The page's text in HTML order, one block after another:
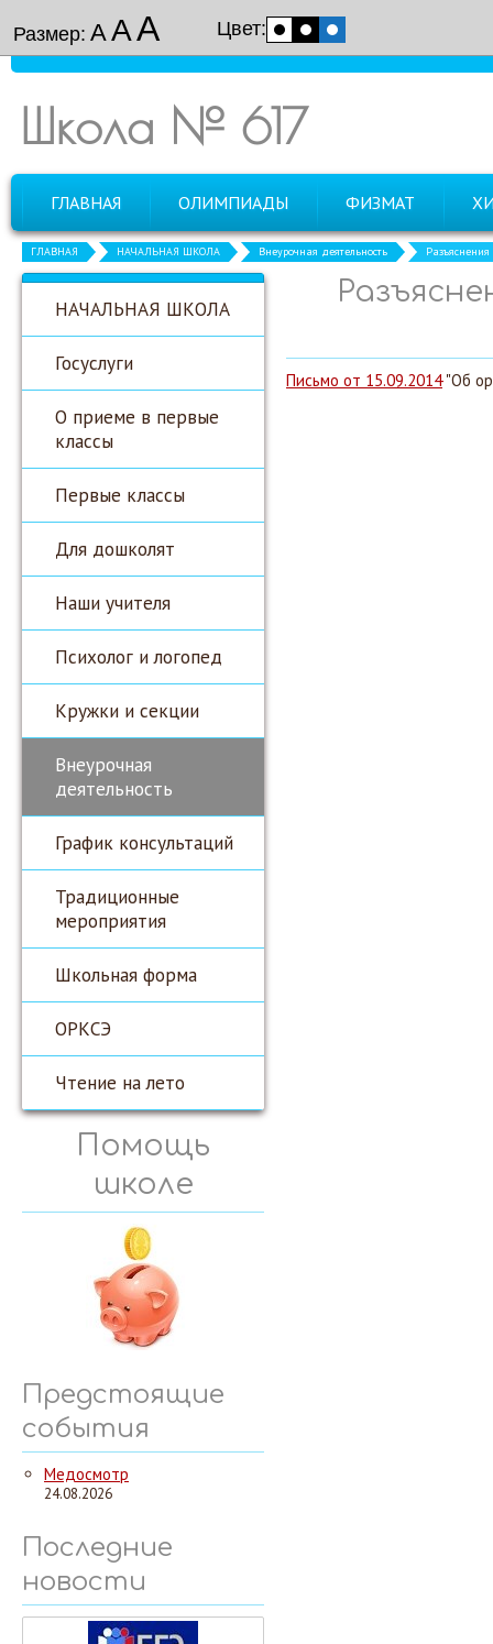
Размер: ААА Цвет:
Школа № 617
ГЛАВНАЯ ОЛИМПИАДЫ ФИЗМАТ
ГЛАВНАЯ НАЧАЛЬНАЯ ШКОЛА Внеурочная деятельность
НАЧАЛЬНАЯ ШКОЛА
Госуслуги
О приеме в первые
классы
Первые классы
Для дошколят
Наши учителя
Психолог и логопед
Кружки и секции
Внеурочная
деятельность
График консультаций
Традиционные
мероприятия
Школьная форма
ОРКСЭ
Чтение на лето
Помощь
школе
Предстоящие
события
Медосмотр
24.08.2026
Последние
новости
Письмо от 15.09.2014"Об